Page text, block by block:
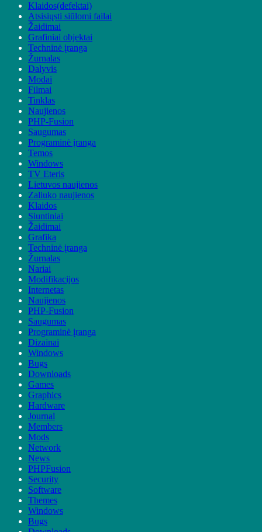
Klaidos(defektai)
Atsisiųsti siūlomi failai
Žaidimai
Grafiniai objektai
Techninė įranga
Žurnalas
Dalyvis
Modai
Filmai
Tinklas
Naujienos
PHP-Fusion
Saugumas
Programinė įranga
Temos
Windows
TV Eteris
Lietuvos naujienos
Zaliuko naujienos
Klaidos
Siuntiniai
Žaidimai
Grafika
Techninė įranga
Žurnalas
Nariai
Modifikacijos
Internetas
Naujienos
PHP-Fusion
Saugumas
Programinė įranga
Dizainai
Windows
Bugs
Downloads
Games
Graphics
Hardware
Journal
Members
Mods
Network
News
PHPFusion
Security
Software
Themes
Windows
Bugs